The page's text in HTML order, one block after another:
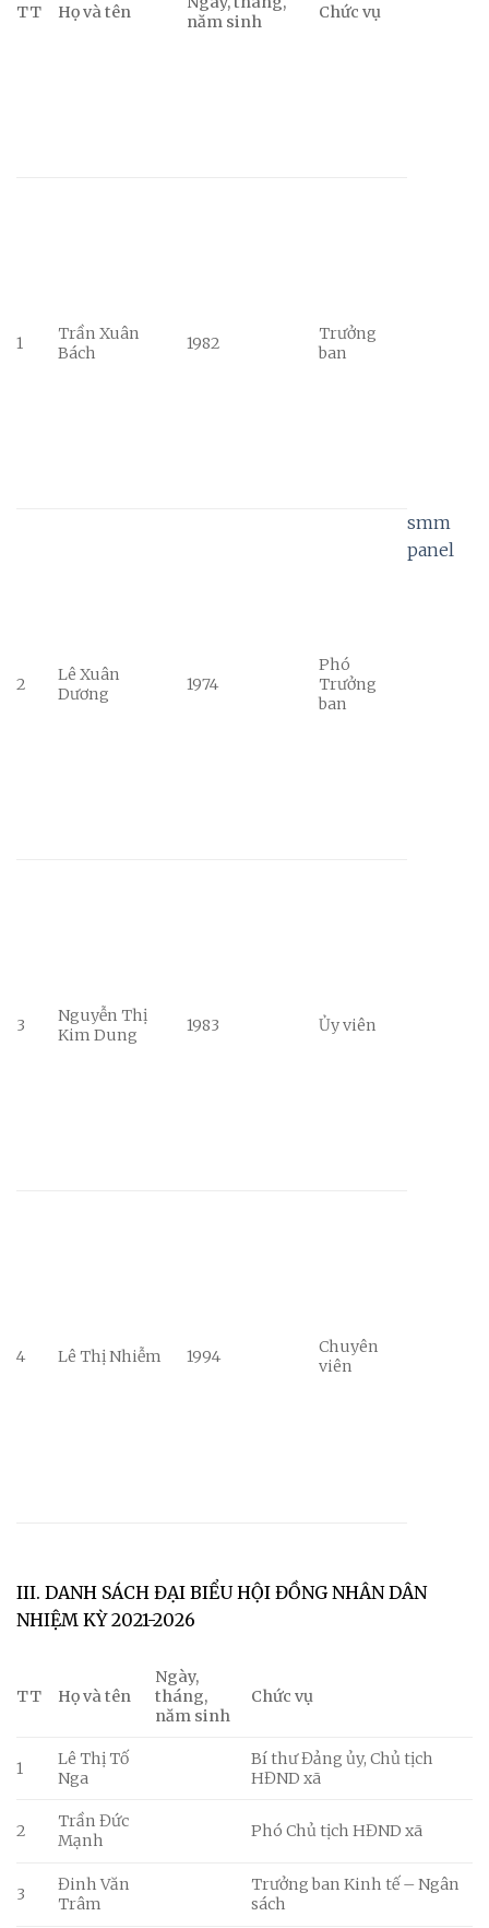
TT Họ và tên
năm sinh
Chức vụ
1
Trần Xuân
Bách
1982
Trưởng
ban
2
Lê Xuân
Dương
1974
Phó
Trưởng
ban
smm
panel
3
Nguyễn Thị
Kim Dung
1983 Ủy viên
4 Lê Thị Nhiễm 1994
Chuyên
viên
III. DANH SÁCH ĐẠI BIỂU HỘI ĐỒNG NHÂN DÂN
NHIỆM KỲ 2021-2026
TT Họ và tên
Ngày,
tháng,
năm sinh
Chức vụ
1
Lê Thị Tố
Nga
Bí thư Đảng ủy, Chủ tịch
HĐND xã
2
Trần Đức
Mạnh
Phó Chủ tịch HĐND xã
3
Đinh Văn
Trâm
Trưởng ban Kinh tế – Ngân
sách